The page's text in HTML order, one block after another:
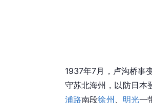
1937年7月，卢沟桥事
守苏北海州，以防日本
浦路南段徐州 明光一